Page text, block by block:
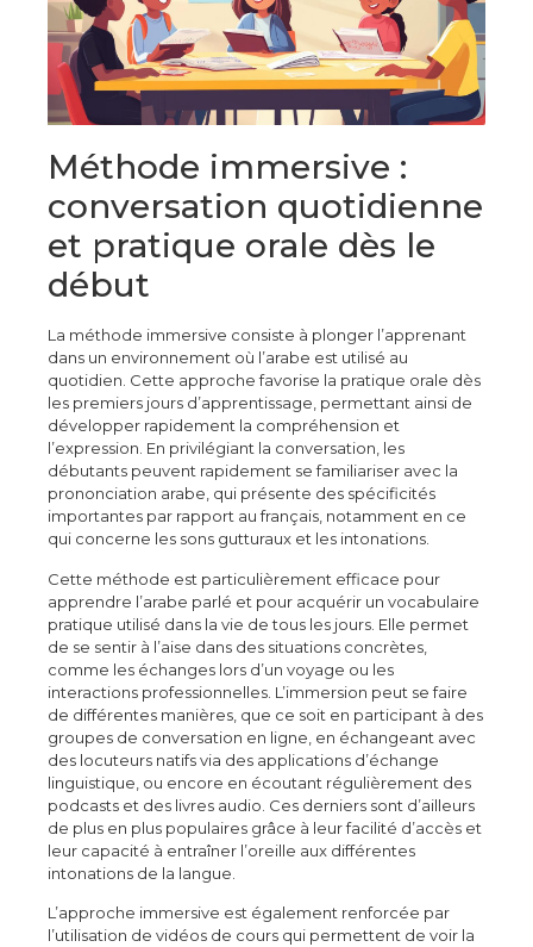
Méthode immersive :
conversation quotidienne
et pratique orale dès le
début
La méthode immersive consiste à plonger l’apprenant
dans un environnement où l’arabe est utilisé au
quotidien. Cette approche favorise la pratique orale dès
les premiers jours d’apprentissage, permettant ainsi de
développer rapidement la compréhension et
l’expression. En privilégiant la conversation, les
débutants peuvent rapidement se familiariser avec la
prononciation arabe, qui présente des spécificités
importantes par rapport au français, notamment en ce
qui concerne les sons gutturaux et les intonations.
Cette méthode est particulièrement efficace pour
apprendre l’arabe parlé et pour acquérir un vocabulaire
pratique utilisé dans la vie de tous les jours. Elle permet
de se sentir à l’aise dans des situations concrètes,
comme les échanges lors d’un voyage ou les
interactions professionnelles. L’immersion peut se faire
de différentes manières, que ce soit en participant à des
groupes de conversation en ligne, en échangeant avec
des locuteurs natifs via des applications d’échange
linguistique, ou encore en écoutant régulièrement des
podcasts et des livres audio. Ces derniers sont d’ailleurs
de plus en plus populaires grâce à leur facilité d’accès et
leur capacité à entraîner l’oreille aux différentes
intonations de la langue.
L’approche immersive est également renforcée par
l’utilisation de vidéos de cours qui permettent de voir la